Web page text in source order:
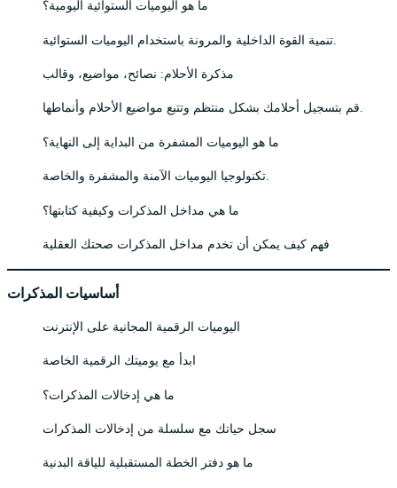
ما هو اليوميات الستوائية اليومية؟
مذكرة الأحلام: نصائح، مواضيع، وقالب
قم بتسجيل أحلامك بشكل منتظم وتتبع مواضيع الأحلام وأنماطها.
ما هو اليوميات المشفرة من البداية إلى النهاية؟
ما هي مداخل المذكرات وكيفية كتابتها؟
فهم كيف يمكن أن تخدم مداخل المذكرات صحتك العقلية
أساسيات المذكرات
اليوميات الرقمية المجانية على الإنترنت
ابدأ مع يوميتك الرقمية الخاصة
ما هي إدخالات المذكرات؟
سجل حياتك مع سلسلة من إدخالات المذكرات
ما هو دفتر الخطة المستقبلية للياقة البدنية